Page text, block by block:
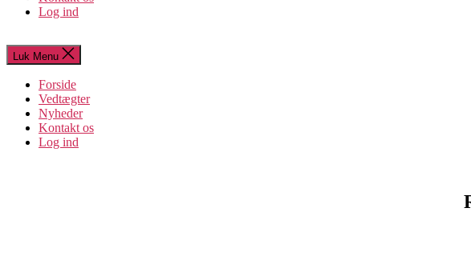
Log ind
Luk Menu
Forside
Vedtægter
Nyheder
Kontakt os
Log ind